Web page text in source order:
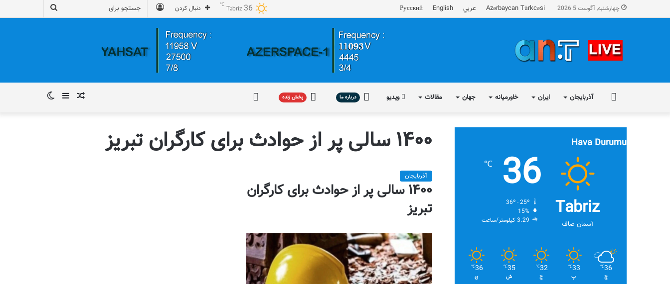
چهارشنبه, آگوست 5 2026 Azərbaycan Türkcəsi عربي English
Русский دنبال کردن Təbriz36
℃
آذربایجان ایران خاورمیانه جهان مقالات ویدیو درباره
درباره ما پخش
پخش زنده سایدبار نوشته
۱۴۰۰ سالی پر از حوادث برای کارگران تبریز
آذربایجان
۱۴۰۰ سالی پر از حوادث برای کارگران
تبریز
Hava Durumu
Tabriz
آسمان صاف
36
℃
15%
3.29 کیلومتر/ساعت
36
℃
چ
33
℃
پ
32
℃
ج
35
℃
ش
36
℃
ی